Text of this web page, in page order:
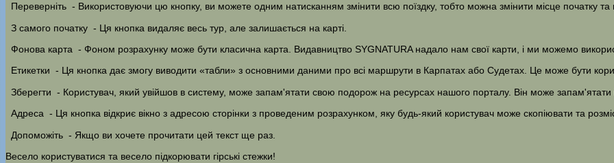
Переверніть - Використовуючи цю кнопку, ви можете одним натисканням змінити всю поїздку, тобто можна змінити місце початку та
З самого початку - Ця кнопка видаляє весь тур, але залишається на карті.
Фонова карта - Фоном розрахунку може бути класична карта. Видавництво SYGNATURA надало нам свої карти, і ми можемо
Етикетки - Ця кнопка дає змогу виводити «табли» з основними даними про всі маршрути в Карпатах або Судетах. Це може бути
Зберегти - Користувач, який увійшов в систему, може запам'ятати свою подорож на ресурсах нашого порталу. Він може запам'ятати
Адреса - Ця кнопка відкриє вікно з адресою сторінки з проведеним розрахунком, яку будь-який користувач може скопіювати та
Допоможіть - Якщо ви хочете прочитати цей текст ще раз.
Весело користуватися та весело підкорювати гірські стежки!